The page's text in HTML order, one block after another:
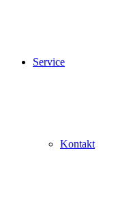
Service
Kontakt